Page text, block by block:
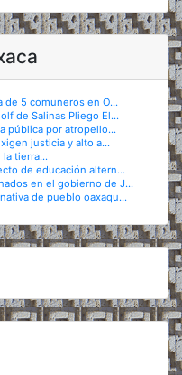
5 comuneros en O...
de Salinas Pliego El...
pública por atropello...
justicia y alto a...
la tierra...
de educación altern...
en el gobierno de J...
de pueblo oaxaqu...